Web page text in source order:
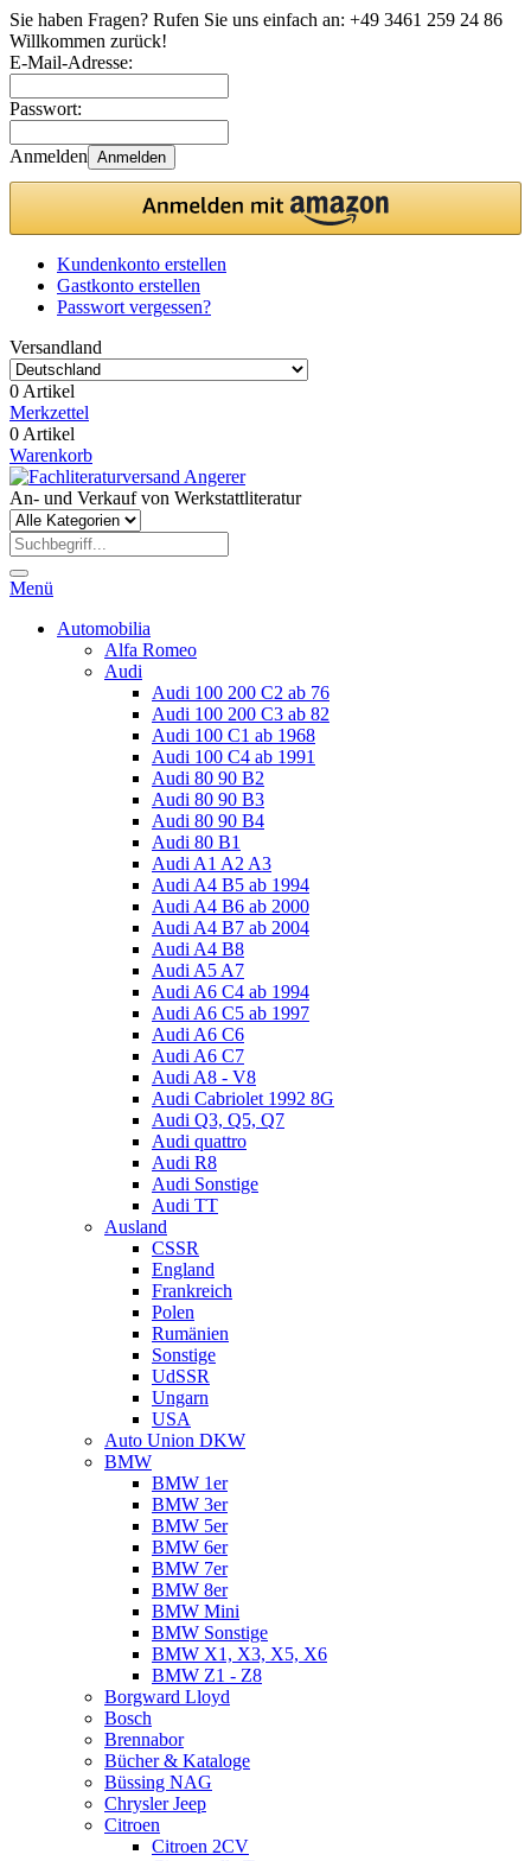
Sie haben Fragen? Rufen Sie uns einfach an: +49 3461 259 24 86
Willkommen zurück!
E-Mail-Adresse:
Passwort:
Anmelden Anmelden
Kundenkonto erstellen
Gastkonto erstellen
Passwort vergessen?
Versandland
0 Artikel
Merkzettel
0 Artikel
Warenkorb
An- und Verkauf von Werkstattliteratur
Menü
Automobilia
Alfa Romeo
Audi
Audi 100 200 C2 ab 76
Audi 100 200 C3 ab 82
Audi 100 C1 ab 1968
Audi 100 C4 ab 1991
Audi 80 90 B2
Audi 80 90 B3
Audi 80 90 B4
Audi 80 B1
Audi A1 A2 A3
Audi A4 B5 ab 1994
Audi A4 B6 ab 2000
Audi A4 B7 ab 2004
Audi A4 B8
Audi A5 A7
Audi A6 C4 ab 1994
Audi A6 C5 ab 1997
Audi A6 C6
Audi A6 C7
Audi A8 - V8
Audi Cabriolet 1992 8G
Audi Q3, Q5, Q7
Audi quattro
Audi R8
Audi Sonstige
Audi TT
Ausland
CSSR
England
Frankreich
Polen
Rumänien
Sonstige
UdSSR
Ungarn
USA
Auto Union DKW
BMW
BMW 1er
BMW 3er
BMW 5er
BMW 6er
BMW 7er
BMW 8er
BMW Mini
BMW Sonstige
BMW X1, X3, X5, X6
BMW Z1 - Z8
Borgward Lloyd
Bosch
Brennabor
Bücher & Kataloge
Büssing NAG
Chrysler Jeep
Citroen
Citroen 2CV